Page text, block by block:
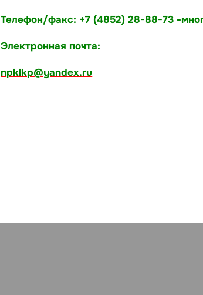
Телефон/факс: +7 (4852) 28-88-73 -
Электронная почта:
npklkp@yandex.ru